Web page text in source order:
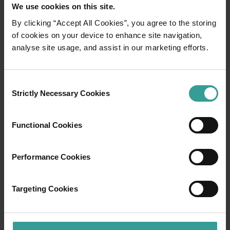
We use cookies on this site.
By clicking “Accept All Cookies”, you agree to the storing
of cookies on your device to enhance site navigation,
analyse site usage, and assist in our marketing efforts.
Selection
Strictly Necessary Cookies
Functional Cookies
Performance Cookies
Targeting Cookies
Rasakan romansa jalanan terbuka dalam